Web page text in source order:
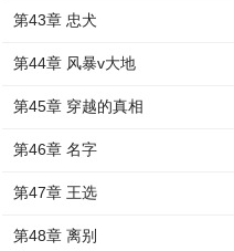
第43章 忠犬
第44章 风暴v大地
第45章 穿越的真相
第46章 名字
第47章 王选
第48章 离别